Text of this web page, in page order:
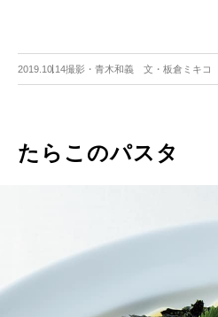
2019.10.14撮影・青木和義 文・板倉ミキコ
たらこのパスタ